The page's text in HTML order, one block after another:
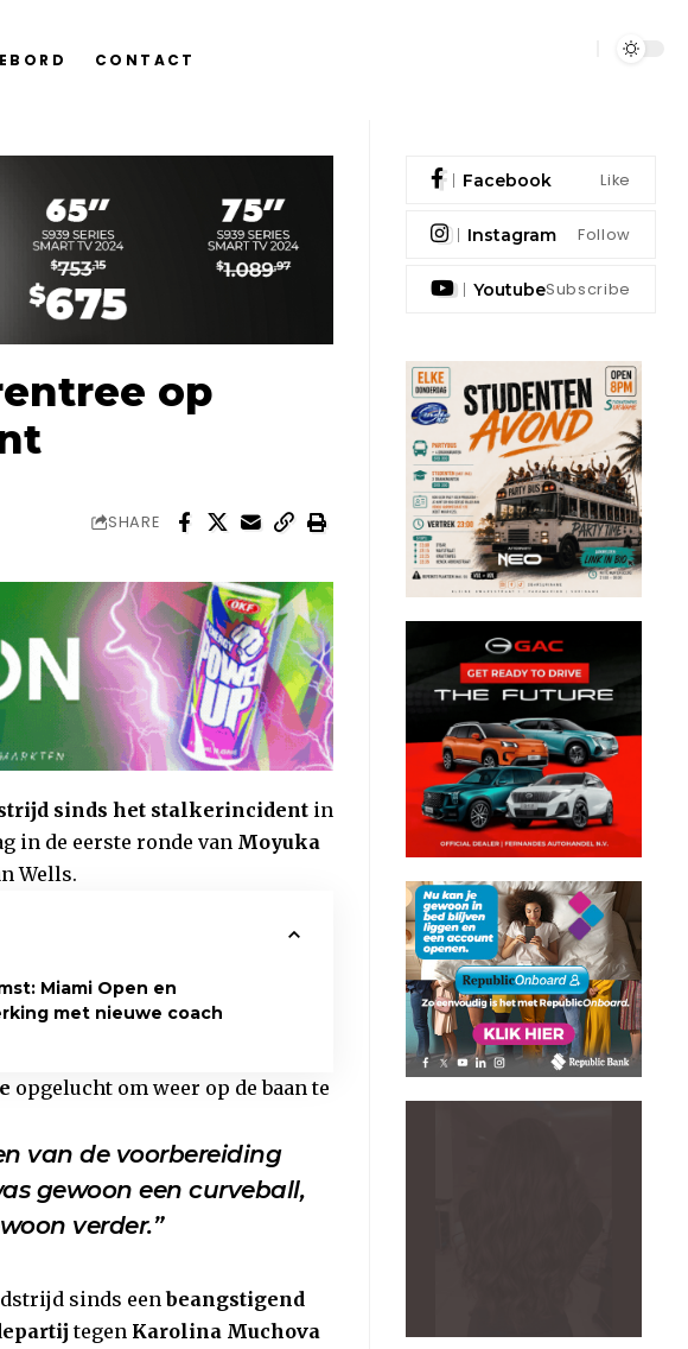
CONTACT
op
SHARE
sinds het stalkerincidentin
in de eerste ronde van Moyuka
Wells.
Miami Open en
met nieuwe coach
opgelucht om weer op de baan te
van de voorbereiding
gewoon een curveball,
verder.”
sinds eenbeangstigend
tegen Karolina Muchova
Facebook Like
Instagram Follow
YoutubeSubscribe